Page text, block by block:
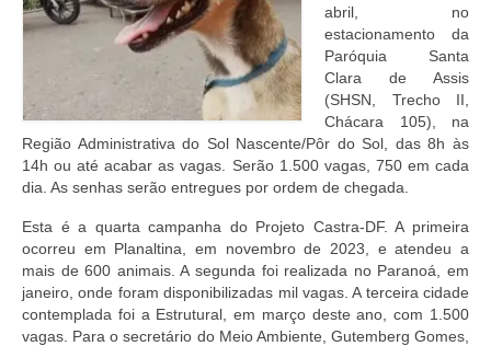
abril, no
estacionamento da
Paróquia Santa
Clara de Assis
(SHSN, Trecho II,
Chácara 105), na
Região Administrativa do Sol Nascente/Pôr do Sol, das 8h às
14h ou até acabar as vagas. Serão 1.500 vagas, 750 em cada
dia. As senhas serão entregues por ordem de chegada.
Esta é a quarta campanha do Projeto Castra-DF. A primeira
ocorreu em Planaltina, em novembro de 2023, e atendeu a
mais de 600 animais. A segunda foi realizada no Paranoá, em
janeiro, onde foram disponibilizadas mil vagas. A terceira cidade
contemplada foi a Estrutural, em março deste ano, com 1.500
vagas. Para o secretário do Meio Ambiente, Gutemberg Gomes,